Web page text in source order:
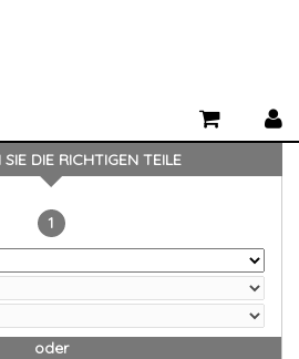
DIE RICHTIGEN TEILE
1
oder